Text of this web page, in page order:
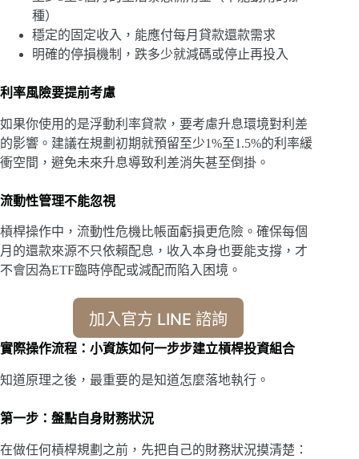
種）
穩定的固定收入，能應付每月貸款還款需求
明確的停損機制，跌多少就減碼或停止再投入
利率風險要提前考慮
如果你使用的是浮動利率貸款，要考慮升息環境對利差
的影響。建議在規劃初期就預留至少1%至1.5%的利率緩
衝空間，避免未來升息導致利差消失甚至倒掛。
流動性管理不能忽視
槓桿操作中，流動性危機比帳面虧損更危險。確保每個
月的還款來源不只依賴配息，收入本身也要能支撐，才
不會因為ETF臨時停配或減配而陷入困境。
加入官方 LINE 諮詢
實際操作流程：小資族如何一步步建立槓桿投資組合
知道原理之後，最重要的是知道怎麼落地執行。
第一步：盤點自身財務狀況
在做任何槓桿規劃之前，先把自己的財務狀況摸清楚：